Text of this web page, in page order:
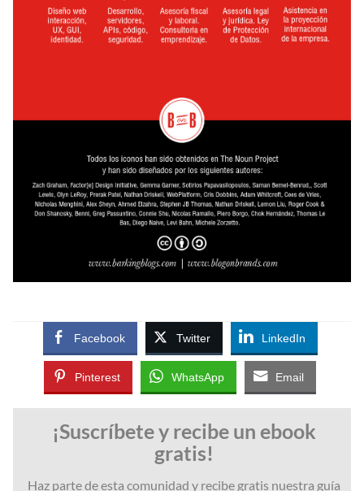
Facebook Twitter LinkedIn
Pinterest WhatsApp Email